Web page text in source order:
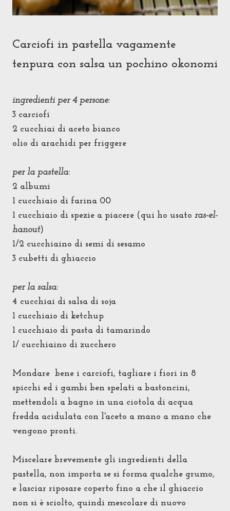
Carciofi in pastella vagamente
tenpura con salsa un pochino okonomi
ingredienti per 4 persone:
3 carciofi
2 cucchiai di aceto bianco
olio di arachidi per friggere
per la pastella:
2 albumi
1 cucchiaio di farina 00
1 cucchiaio di spezie a piacere (qui ho usato ras-el-
hanout)
1/2 cucchiaino di semi di sesamo
3 cubetti di ghiaccio
per la salsa:
4 cucchiai di salsa di soja
1 cucchiaio di ketchup
1 cucchiaio di pasta di tamarindo
1/ cucchiaino di zucchero
Mondare bene i carciofi, tagliare i fiori in 8
spicchi ed i gambi ben spelati a bastoncini,
mettendoli a bagno in una ciotola di acqua
fredda acidulata con l'aceto a mano a mano che
vengono pronti.
Miscelare brevemente gli ingredienti della
pastella, non importa se si forma qualche grumo,
e lasciar riposare coperto fino a che il ghiaccio
non si è sciolto, quindi mescolare di nuovo